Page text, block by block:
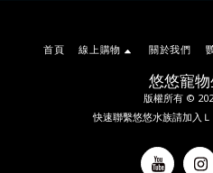
悠悠寵
版權所有 ©
快速聯繫悠悠水族請加入
首頁 線上購物 關於我們